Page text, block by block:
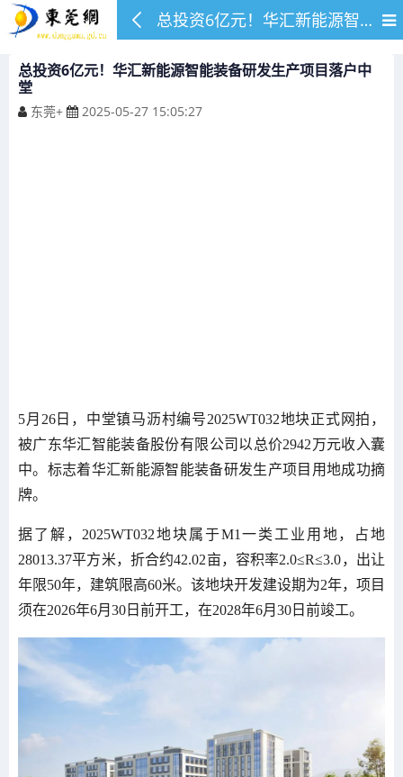
总投资6亿元！华汇新能源智能装备研发生产项目落户中堂
总投资6亿元！华汇新能源智能装备研发生产项目落户中
堂
东莞+ 2025-05-27 15:05:27
5月26日，中堂镇马沥村编号2025WT032地块正式网拍，
被广东华汇智能装备股份有限公司以总价2942万元收入囊
中。标志着华汇新能源智能装备研发生产项目用地成功摘
牌。
据了解，2025WT032地块属于M1一类工业用地，占地
28013.37平方米，折合约42.02亩，容积率2.0≤R≤3.0，出让
年限50年，建筑限高60米。该地块开发建设期为2年，项目
须在2026年6月30日前开工，在2028年6月30日前竣工。